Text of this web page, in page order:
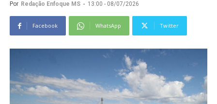
Por Redação Enfoque MS - 13:00 - 08/07/2026
Facebook WhatsApp Twitter